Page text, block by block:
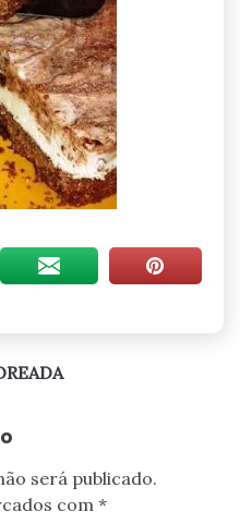
será publicado.
com*